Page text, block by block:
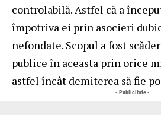
controlabilă. Astfel că a
împotriva ei prin asocieri
nefondate. Scopul a fost
publice în aceasta prin orice
astfel încât demiterea să fie
- Publicitate -